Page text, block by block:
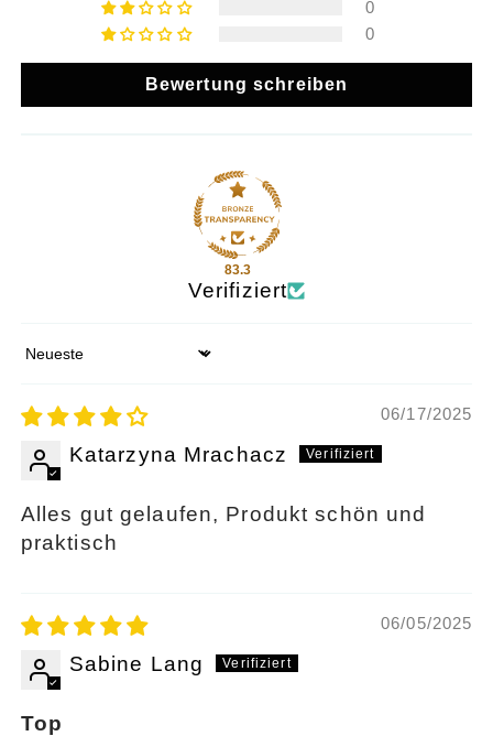
0
0
Bewertung schreiben
83.3
Verifiziert
Sort by
06/17/2025
Katarzyna Mrachacz
Alles gut gelaufen, Produkt schön und
praktisch
06/05/2025
Sabine Lang
Top